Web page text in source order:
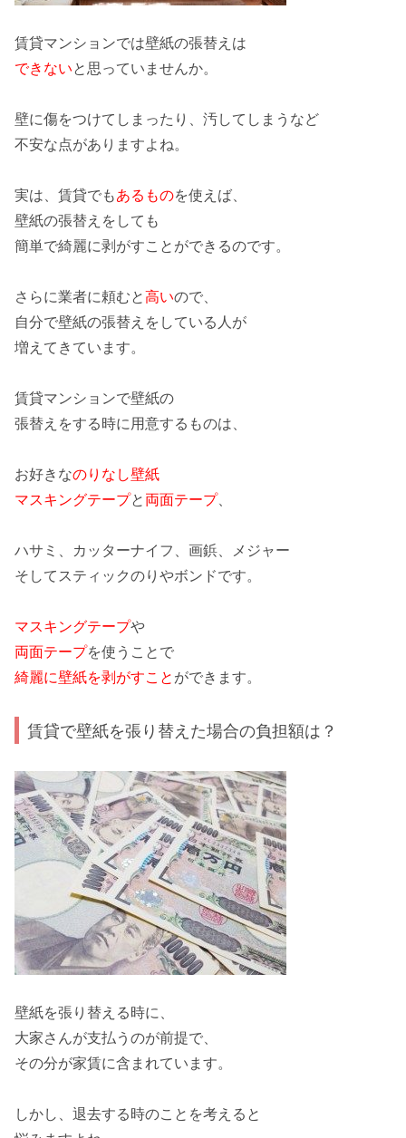
賃貸マンションでは壁紙の張替え は
できないと思っていませんか。
壁に傷をつけてしまったり、汚してしまうなど
不安な点がありますよね。
実は、賃貸でもあるものを使えば、
壁紙の張替えをしても
簡単で綺麗に剥がすこと ができるのです。
さらに業者に頼むと高いので、
自分で壁紙の張替えをしている人が
増えてきています。
賃貸マンションで壁紙の
張替えをする時に用意するものは、
お好きなのりなし壁紙
マスキングテープと 両面テープ、
ハサミ、カッターナイフ、画鋲、メジャー
そしてスティックのりやボンドです。
マスキングテープや
両面テープを使うことで
綺麗に壁紙を剥がすこと ができます。
賃貸で壁紙を張り替えた場合の負担額は？
壁紙を張り替える時に、
大家さんが支払う のが前提で、
その分が家賃に含まれています。
しかし、退去する時のことを考えると